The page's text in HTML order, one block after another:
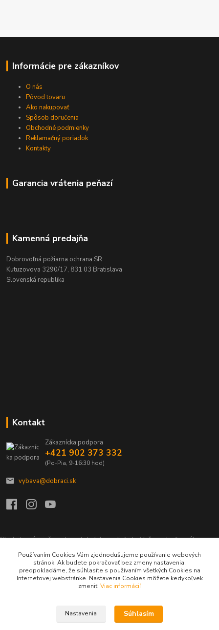
Informácie pre zákazníkov
O nás
Pôvod tovaru
Ako nakupovať
Spôsob doručenia
Obchodné podmienky
Reklamačný poriadok
Kontakty
Garancia vrátenia peňazí
Kamenná predajňa
Dobrovoľná požiarna ochrana SR
Kutuzovova 3290/17, 831 03 Bratislava
Slovenská republika
Kontakt
Zákaznícka podpora
+421 902 373 332
(Po-Pia, 9-16:30 hod)
vybava@dobraci.sk
Sledujte nás, inšpirujte ostatných a zdieľajte Vašu radosť z nákupu a
Používaním Cookies Vám zjednodušujeme používanie webových
stránok. Ak budete pokračovať bez zmeny nastavenia,
predpokladáme, že súhlasíte s používaním všetkých Cookies na
Internetovej webstránke. Nastavenia Cookies môžete kedykoľvek
zmeniť. Viac informácií
Nastavenia Súhlasím